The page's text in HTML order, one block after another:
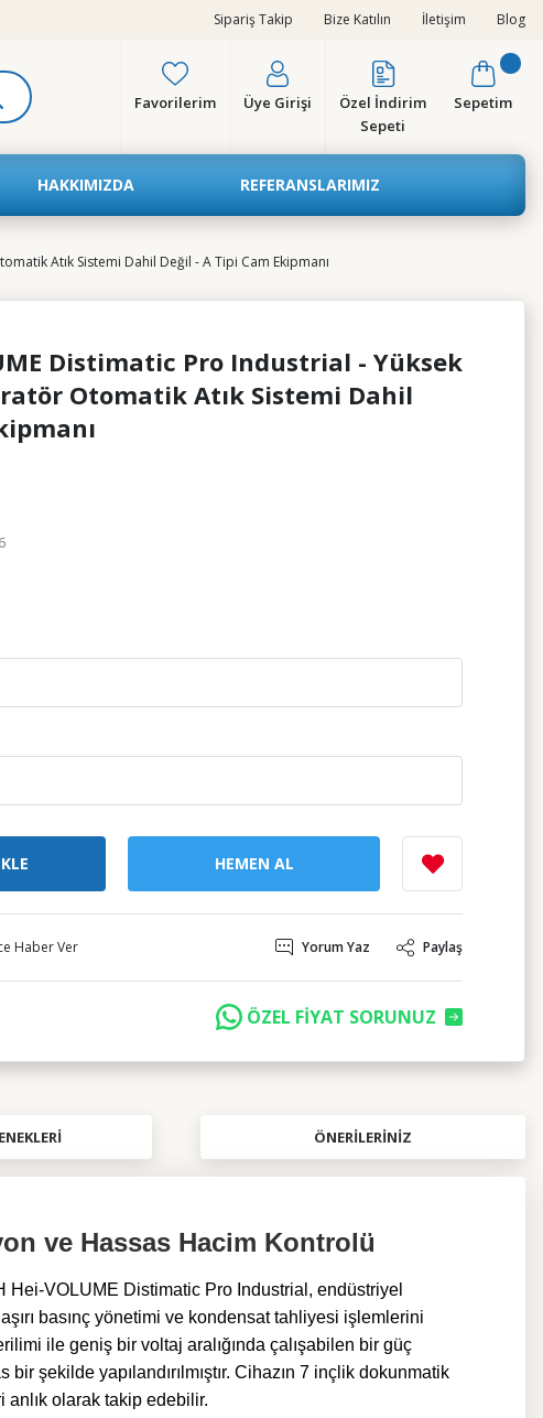
Sipariş Takip Bize Katılın İletişim Blog
Favorilerim Üye Girişi
Özel İndirim
Sepeti
Sepetim
HAKKIMIZDA REFERANSLARIMIZ
Atık Sistemi Dahil Değil - A Tipi Cam Ekipmanı
Distimatic Pro Industrial - Yüksek
Otomatik Atık Sistemi Dahil
HEMEN AL
Haber Ver Yorum Yaz Paylaş
ÖZEL FİYAT SORUNUZ
ÖNERILERINIZ
ve Hassas Hacim Kontrolü
Hei-VOLUME Distimatic Pro Industrial , endüstriyel
basınç yönetimi ve kondensat tahliyesi işlemlerini
ile geniş bir voltaj aralığında çalışabilen bir güç
şekilde yapılandırılmıştır. Cihazın 7 inçlik dokunmatik
anlık olarak takip edebilir.